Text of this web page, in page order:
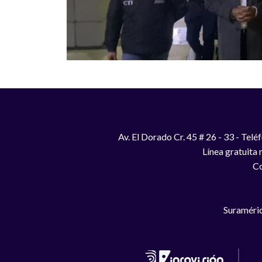
Av. El Dorado Cr. 45 # 26 - 33 -
Línea gratuita